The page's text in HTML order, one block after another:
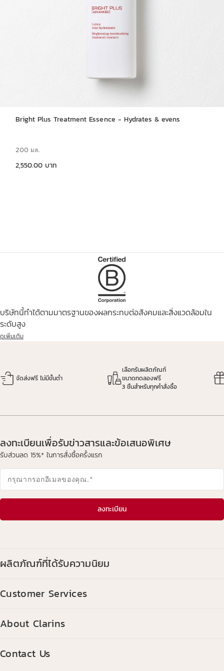
Bright Plus Treatment Essence - Hydrates & evens
200 มล.
2,550.00 บาท
บริษัทนี้ทำได้ตามมาตรฐานของผลกระทบต่อสังคมและสิ่งแวดล้อมใน
ระดับสูง
ดูเพิ่มเติม
จัดส่งฟรี ไม่มีขั้นต่ำ
เลือกรับผลิตภัณฑ์
ขนาดทดลองฟรี
3 ชิ้นสำหรับทุกคำสั่งซื้อ
ลงทะเบียนเพื่อรับข่าวสารและข้อเสนอพิเศษ
รับส่วนลด 15%* ในการสั่งซื้อครั้งแรก
กรุณากรอกอีเมลของคุณ.*
ลงทะเบียน
ผลิตภัณฑ์ที่ได้รับความนิยม
Customer Services
About Clarins
Contact Us